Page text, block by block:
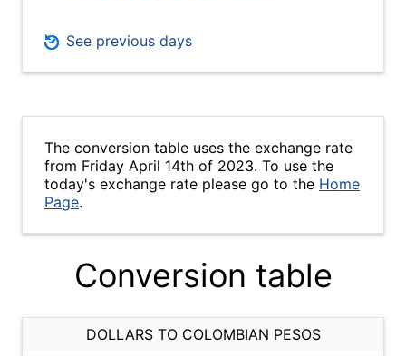
See previous days
The conversion table uses the exchange rate
from Friday April 14th of 2023. To use the
today's exchange rate please go to the Home
Page.
Conversion table
DOLLARS TO COLOMBIAN PESOS